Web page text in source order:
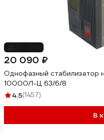
20 090 ₽
Однофазный стабилизатор
10000/1-Ц 63/6/8
4.5(1457)
В